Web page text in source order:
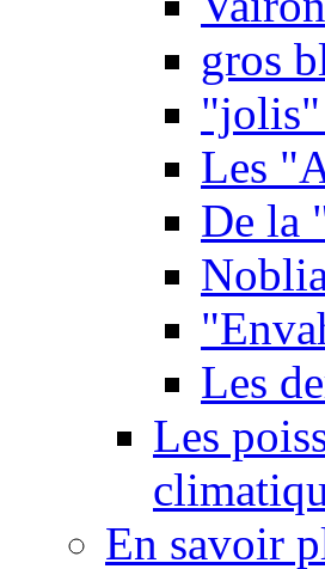
gros
"jolis"
Les
De la
Les
Les
En savoir